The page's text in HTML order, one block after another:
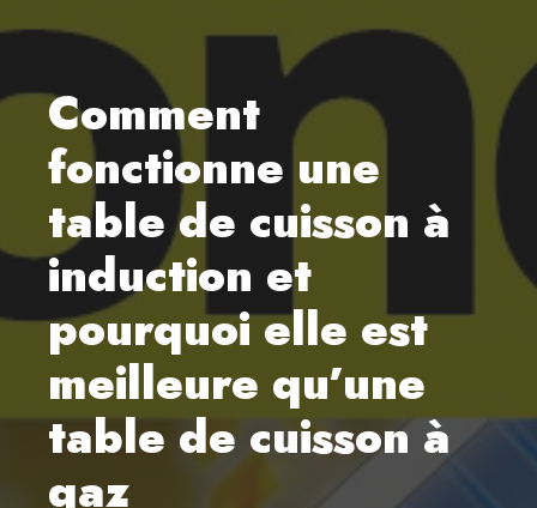
Comment
fonctionne une
table de cuisson à
induction et
pourquoi elle est
meilleure qu’une
table de cuisson à
gaz